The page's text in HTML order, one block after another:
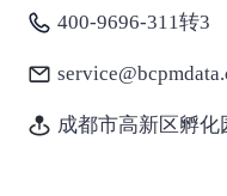
400-9696-311转3
成都市高新区孵